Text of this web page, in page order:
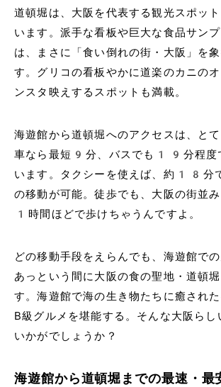
道頓堀は、大阪を代表する観光スポッ
います。派手な看板や巨大な食品サン
は、まさに「食い倒れの街・大阪」を
す。グリコの看板やかに道楽のカニの
ンスタ映えするスポットも満載。
海遊館から道頓堀へのアクセスは、と
車なら最短9分、バスでも19分程度
います。タクシーを使えば、約18分
の移動が可能。徒歩でも、大阪の街並
1時間ほどで歩けちゃうんですよ。
どの移動手段をえらんでも、海遊館での
あっという間に大阪の食の聖地・道頓
す。海遊館で海の生き物たちに癒され
B級グルメを堪能する。そんな大阪らし
いかがでしょうか？
海遊館から道頓堀までの最速・最